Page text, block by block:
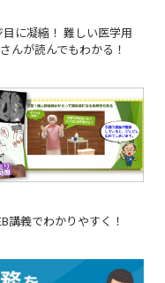
に凝縮！ 難しい医学用
んが読んでもわかる！
講義でわかりやすく！